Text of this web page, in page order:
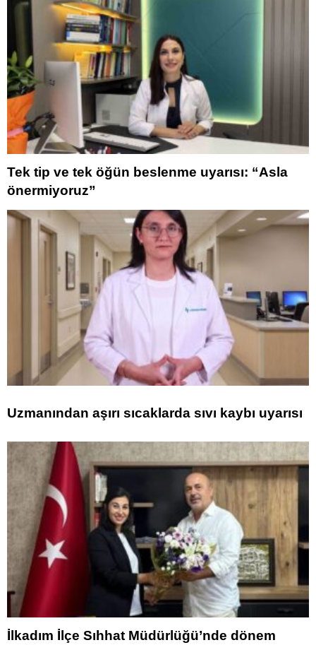
Tek tip ve tek öğün beslenme uyarısı: “Asla
önermiyoruz”
Uzmanından aşırı sıcaklarda sıvı kaybı uyarısı
İlkadım İlçe Sıhhat Müdürlüğü’nde dönem